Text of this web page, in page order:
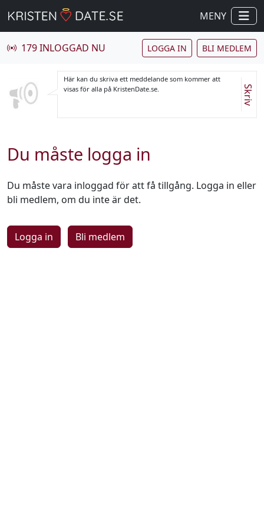
MENY
179 INLOGGAD NU LOGGA IN BLI MEDLEM
Här kan du skriva ett meddelande som kommer att
visas för alla på KristenDate.se.
Skriv
Du måste logga in
Du måste vara inloggad för att få tillgång. Logga in eller
bli medlem, om du inte är det.
Logga in